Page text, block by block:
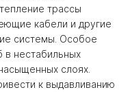
трассы
кабели и другие
системы. Особое
в нестабильных
слоях.
к выдавливанию